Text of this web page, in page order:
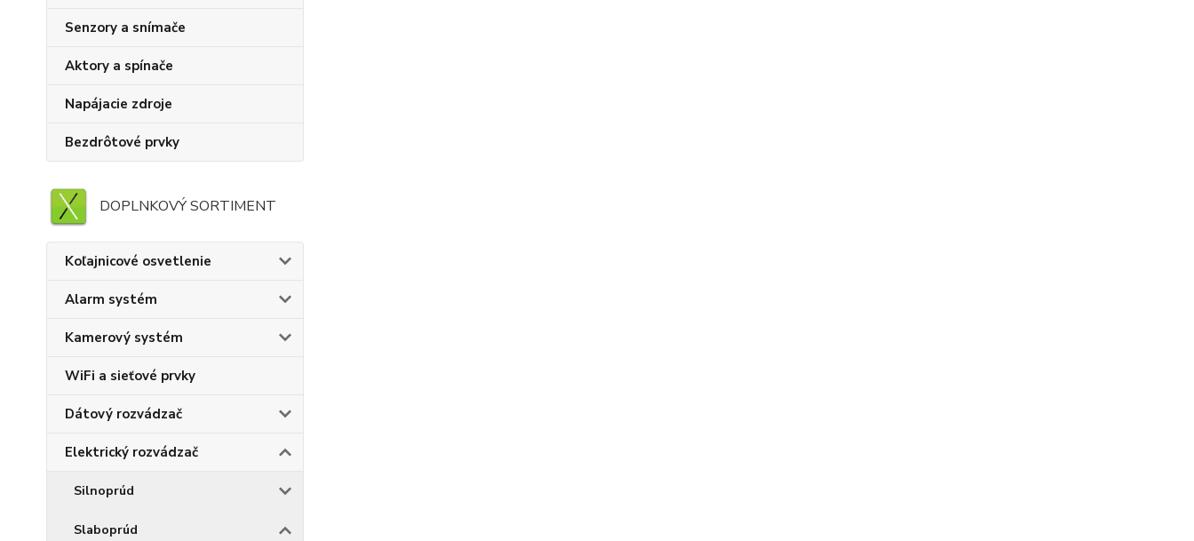
Senzory a snímače
Aktory a spínače
Napájacie zdroje
Bezdrôtové prvky
DOPLNKOVÝ SORTIMENT
Koľajnicové osvetlenie
Alarm systém
Kamerový systém
WiFi a sieťové prvky
Dátový rozvádzač
Elektrický rozvádzač
Silnoprúd
Slaboprúd